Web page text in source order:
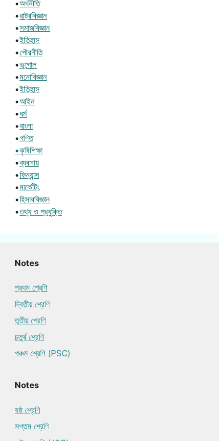
•অর্থনীতি
•রাষ্ট্রবিজ্ঞান
•সমাজবিজ্ঞান
•ইতিহাস
•পৌরনীতি
•ভূগোল
•মনোবিজ্ঞান
•ইতিহাস
•আইন
•ধর্ম
•বাংলা
•গণিত
•কৃষিশিক্ষা
•ব্যবসায়
•ফিন্যান্স
•মার্কেটিং
•হিসাববিজ্ঞান
•তথ্য ও প্রযুক্তি
Notes
প্রথম শ্রেণি
দ্বিতীয় শ্রেণি
তৃতীয় শ্রেণি
চতুর্থ শ্রেণি
পঞ্চম শ্রেণি (PSC)
Notes
ষষ্ঠ শ্রেণি
সপ্তম শ্রেণি